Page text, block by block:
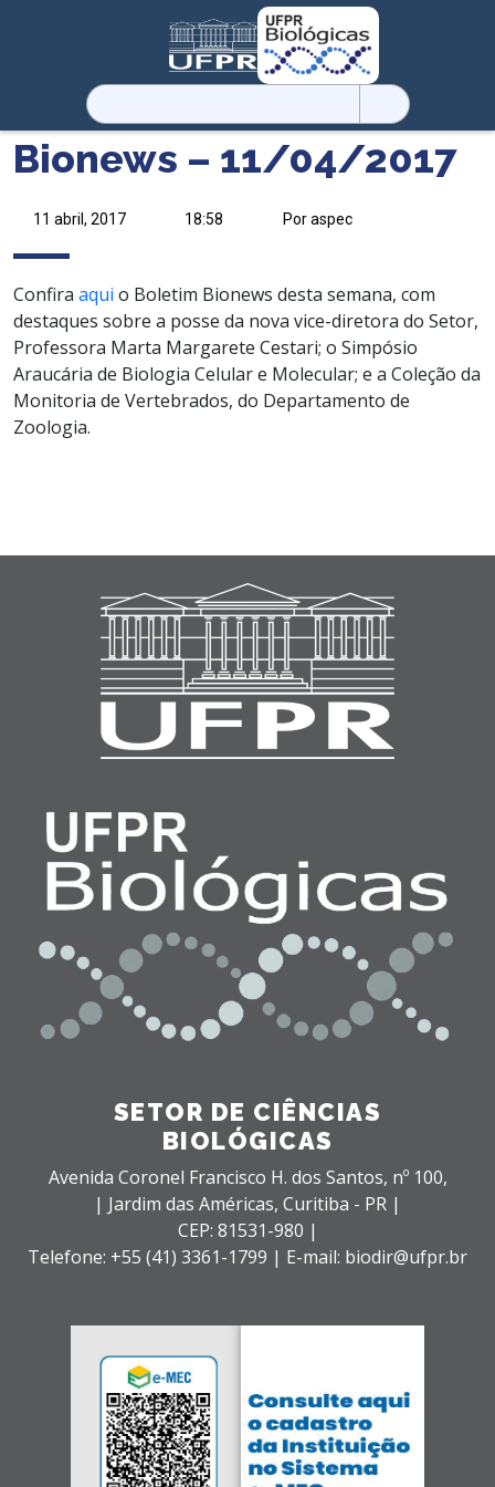
Pesquisar
por:
Bionews – 11/04/2017
11 abril, 2017 18:58 Por aspec
Confira aqui o Boletim Bionews desta semana, com
destaques sobre a posse da nova vice-diretora do Setor,
Professora Marta Margarete Cestari; o Simpósio
Araucária de Biologia Celular e Molecular; e a Coleção da
Monitoria de Vertebrados, do Departamento de
Zoologia.
SETOR DE CIÊNCIAS
BIOLÓGICAS
Avenida Coronel Francisco H. dos Santos, nº 100,
| Jardim das Américas, Curitiba - PR |
CEP: 81531-980 |
Telefone: +55 (41) 3361-1799 | E-mail: biodir@ufpr.br